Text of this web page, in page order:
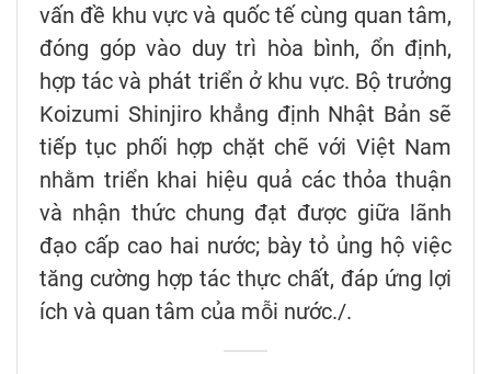
vấn đề khu vực và quốc tế cùng quan tâm,
đóng góp vào duy trì hòa bình, ổn định,
hợp tác và phát triển ở khu vực. Bộ trưởng
Koizumi Shinjiro khẳng định Nhật Bản sẽ
tiếp tục phối hợp chặt chẽ với Việt Nam
nhằm triển khai hiệu quả các thỏa thuận
và nhận thức chung đạt được giữa lãnh
đạo cấp cao hai nước; bày tỏ ủng hộ việc
tăng cường hợp tác thực chất, đáp ứng lợi
ích và quan tâm của mỗi nước./.